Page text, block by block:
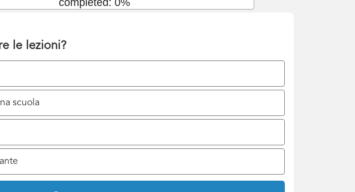
le lezioni?
scuola